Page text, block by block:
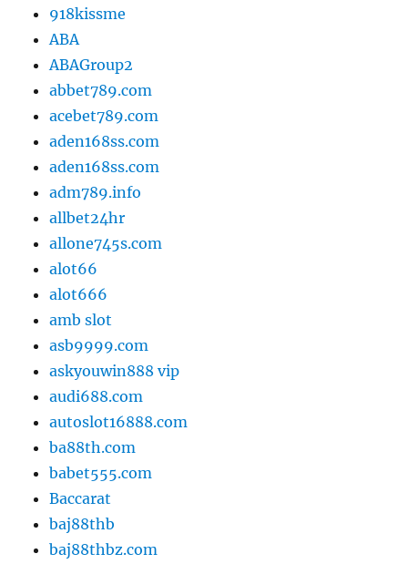
918kissme
ABA
ABAGroup2
abbet789.com
acebet789.com
aden168ss.com
aden168ss.com
adm789.info
allbet24hr
allone745s.com
alot66
alot666
amb slot
asb9999.com
askyouwin888 vip
audi688.com
autoslot16888.com
ba88th.com
babet555.com
Baccarat
baj88thb
baj88thbz.com